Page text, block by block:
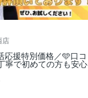
店
応援特別価格／🩵口コ
寧で初めての方も安心